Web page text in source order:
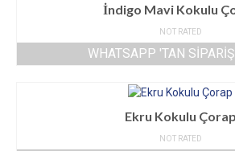
İndigo Mavi Kokulu
NOT RATED
WHATSAPP 'TAN
Ekru Kokulu Çorap
NOT RATED